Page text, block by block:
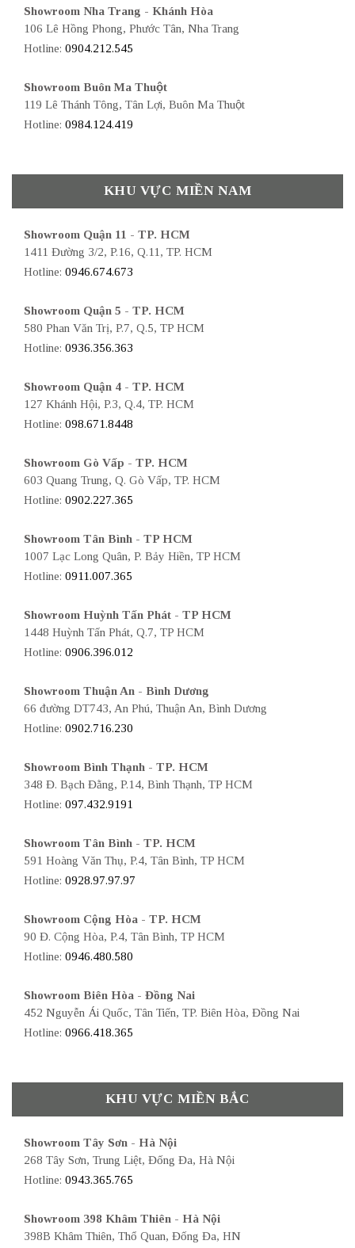
Showroom Nha Trang - Khánh Hòa
106 Lê Hồng Phong, Phước Tân, Nha Trang
Hotline: 0904.212.545
Showroom Buôn Ma Thuột
119 Lê Thánh Tông, Tân Lợi, Buôn Ma Thuột
Hotline: 0984.124.419
KHU VỰC MIỀN NAM
Showroom Quận 11 - TP. HCM
1411 Đường 3/2, P.16, Q.11, TP. HCM
Hotline: 0946.674.673
Showroom Quận 5 - TP. HCM
580 Phan Văn Trị, P.7, Q.5, TP HCM
Hotline: 0936.356.363
Showroom Quận 4 - TP. HCM
127 Khánh Hội, P.3, Q.4, TP. HCM
Hotline: 098.671.8448
Showroom Gò Vấp - TP. HCM
603 Quang Trung, Q. Gò Vấp, TP. HCM
Hotline: 0902.227.365
Showroom Tân Bình - TP HCM
1007 Lạc Long Quân, P. Bảy Hiền, TP HCM
Hotline: 0911.007.365
Showroom Huỳnh Tấn Phát - TP HCM
1448 Huỳnh Tấn Phát, Q.7, TP HCM
Hotline: 0906.396.012
Showroom Thuận An - Bình Dương
66 đường DT743, An Phú, Thuận An, Bình Dương
Hotline: 0902.716.230
Showroom Bình Thạnh - TP. HCM
348 Đ. Bạch Đằng, P.14, Bình Thạnh, TP HCM
Hotline: 097.432.9191
Showroom Tân Bình - TP. HCM
591 Hoàng Văn Thụ, P.4, Tân Bình, TP HCM
Hotline: 0928.97.97.97
Showroom Cộng Hòa - TP. HCM
90 Đ. Cộng Hòa, P.4, Tân Bình, TP HCM
Hotline: 0946.480.580
Showroom Biên Hòa - Đồng Nai
452 Nguyễn Ái Quốc, Tân Tiến, TP. Biên Hòa, Đồng Nai
Hotline: 0966.418.365
KHU VỰC MIỀN BẮC
Showroom Tây Sơn - Hà Nội
268 Tây Sơn, Trung Liệt, Đống Đa, Hà Nội
Hotline: 0943.365.765
Showroom 398 Khâm Thiên - Hà Nội
398B Khâm Thiên, Thổ Quan, Đống Đa, HN